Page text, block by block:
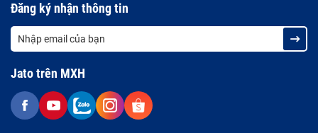
Đăng ký nhận thông tin
Jato trên MXH